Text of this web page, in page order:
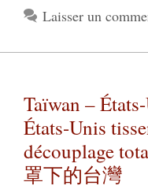
Laisser un
Taïwan –
États-Unis
découplage
罩下的台灣